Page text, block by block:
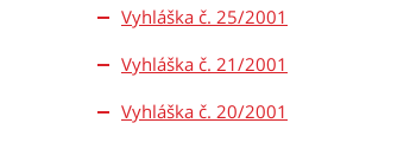
Vyhláška č. 25/2001
Vyhláška č. 21/2001
Vyhláška č. 20/2001